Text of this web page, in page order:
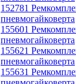
152781
пневмогайковерта
155601
пневмогайковерта
155621
пневмогайковерта
155631